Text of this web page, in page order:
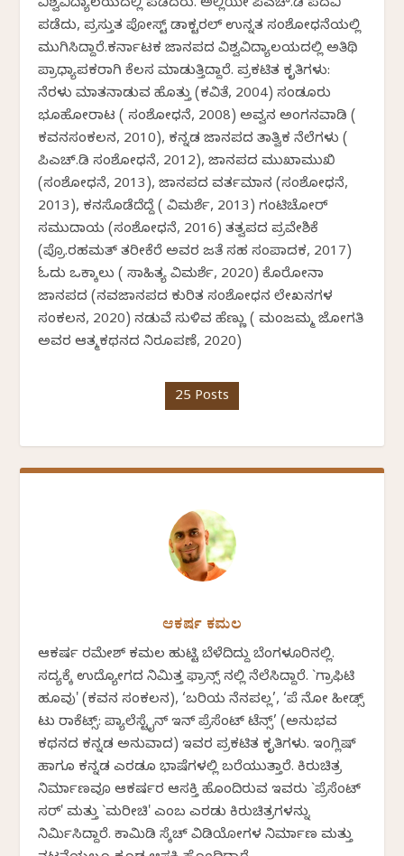
ವಿಶ್ವವಿದ್ಯಾಲಯದಲ್ಲಿ ಪಡೆದರು. ಅಲ್ಲಿಯೇ ಪಿಎಚ್.ಡಿ ಪದವಿ
ಪಡೆದು, ಪ್ರಸ್ತುತ ಪೋಸ್ಟ್ ಡಾಕ್ಟರಲ್ ಉನ್ನತ ಸಂಶೋಧನೆಯಲ್ಲಿ
ಮುಗಿಸಿದ್ದಾರೆ.ಕರ್ನಾಟಕ ಜಾನಪದ ವಿಶ್ವವಿದ್ಯಾಲಯದಲ್ಲಿ ಅತಿಥಿ
ಪ್ರಾಧ್ಯಾಪಕರಾಗಿ ಕೆಲಸ ಮಾಡುತ್ತಿದ್ದಾರೆ. ಪ್ರಕಟಿತ ಕೃತಿಗಳು:
ನೆರಳು ಮಾತನಾಡುವ ಹೊತ್ತು (ಕವಿತೆ, 2004) ಸಂಡೂರು
ಭೂಹೋರಾಟ ( ಸಂಶೋಧನೆ, 2008) ಅವ್ವನ ಅಂಗನವಾಡಿ (
ಕವನಸಂಕಲನ, 2010), ಕನ್ನಡ ಜಾನಪದ ತಾತ್ವಿಕ ನೆಲೆಗಳು (
ಪಿಎಚ್.ಡಿ ಸಂಶೋಧನೆ, 2012), ಜಾನಪದ ಮುಖಾಮುಖಿ
(ಸಂಶೋಧನೆ, 2013), ಜಾನಪದ ವರ್ತಮಾನ (ಸಂಶೋಧನೆ,
2013), ಕನಸೊಡೆದೆದ್ದೆ ( ವಿಮರ್ಶೆ, 2013) ಗಂಟಿಚೋರ್
ಸಮುದಾಯ (ಸಂಶೋಧನೆ, 2016) ತತ್ವಪದ ಪ್ರವೇಶಿಕೆ
(ಪ್ರೊ.ರಹಮತ್ ತರೀಕೆರೆ ಅವರ ಜತೆ ಸಹ ಸಂಪಾದಕ, 2017)
ಓದು ಒಕ್ಕಾಲು ( ಸಾಹಿತ್ಯ ವಿಮರ್ಶೆ, 2020) ಕೊರೋನಾ
ಜಾನಪದ (ನವಜಾನಪದ ಕುರಿತ ಸಂಶೋಧನ ಲೇಖನಗಳ
ಸಂಕಲನ, 2020) ನಡುವೆ ಸುಳಿವ ಹೆಣ್ಣು ( ಮಂಜಮ್ಮ ಜೋಗತಿ
ಅವರ ಆತ್ಮಕಥನದ ನಿರೂಪಣೆ, 2020)
25 Posts
ಆಕರ್ಷ ಕಮಲ
ಆಕರ್ಷ ರಮೇಶ್ ಕಮಲ ಹುಟ್ಟಿ ಬೆಳೆದಿದ್ದು ಬೆಂಗಳೂರಿನಲ್ಲಿ.
ಸದ್ಯಕ್ಕೆ ಉದ್ಯೋಗದ ನಿಮಿತ್ತ ಫ್ರಾನ್ಸ್ ನಲ್ಲಿ ನೆಲೆಸಿದ್ದಾರೆ. `ಗ್ರಾಫಿಟಿ
ಹೂವು' (ಕವನ ಸಂಕಲನ), ‘ಬರಿಯ ನೆನಪಲ್ಲ’, ‘ಪೆ ನೋ ಹೀಡ್ಸ್
ಟು ರಾಕೆಟ್ಸ್: ಪ್ಯಾಲೆಸ್ಟೈನ್ ಇನ್ ಪ್ರೆಸೆಂಟ್ ಟೆನ್ಸ್’ (ಅನುಭವ
ಕಥನದ ಕನ್ನಡ ಅನುವಾದ) ಇವರ ಪ್ರಕಟಿತ ಕೃತಿಗಳು. ಇಂಗ್ಲಿಷ್‌
ಹಾಗೂ ಕನ್ನಡ ಎರಡೂ ಭಾಷೆಗಳಲ್ಲಿ ಬರೆಯುತ್ತಾರೆ. ಕಿರುಚಿತ್ರ
ನಿರ್ಮಾಣವೂ ಆಕರ್ಷರ ಆಸಕ್ತಿ ಹೊಂದಿರುವ ಇವರು `ಪ್ರೆಸೆಂಟ್
ಸರ್' ಮತ್ತು `ಮರೀಚಿ' ಎಂಬ ಎರಡು ಕಿರುಚಿತ್ರಗಳನ್ನು
ನಿರ್ಮಿಸಿದ್ದಾರೆ. ಕಾಮಿಡಿ ಸ್ಕೆಚ್ ವಿಡಿಯೋಗಳ ನಿರ್ಮಾಣ ಮತ್ತು